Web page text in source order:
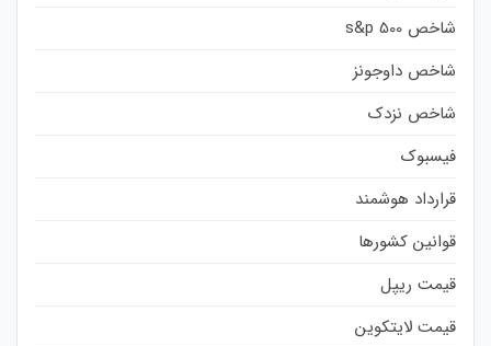
شاخص s&p 500
شاخص داوجونز
شاخص نزدک
فیسبوک
قرارداد هوشمند
قوانین کشورها
قیمت ریپل
قیمت لایتکوین